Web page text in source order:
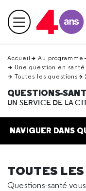
en
haut Menu principal
Accueil Au programme
Une question en santé
Toutes les questions
QUESTIONS-
UN SERVICE DE LA
NAVIGUER DANS
TOUTES
Questions-santé